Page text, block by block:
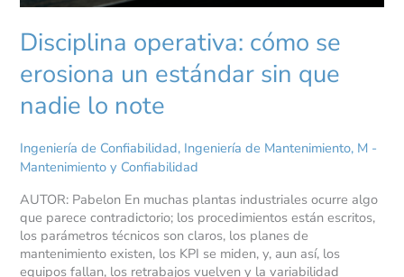
Disciplina operativa: cómo se
erosiona un estándar sin que
nadie lo note
Ingeniería de Confiabilidad, Ingeniería de Mantenimiento, M -
Mantenimiento y Confiabilidad
AUTOR: Pabelon En muchas plantas industriales ocurre algo
que parece contradictorio; los procedimientos están escritos,
los parámetros técnicos son claros, los planes de
mantenimiento existen, los KPI se miden, y, aun así, los
equipos fallan, los retrabajos vuelven y la variabilidad